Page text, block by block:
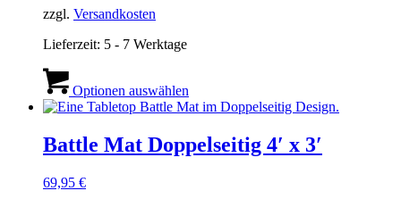
zzgl. Versandkosten
Lieferzeit: 5 - 7 Werktage
Optionen auswählen
Battle Mat Doppelseitig 4′ x 3′
69,95 €